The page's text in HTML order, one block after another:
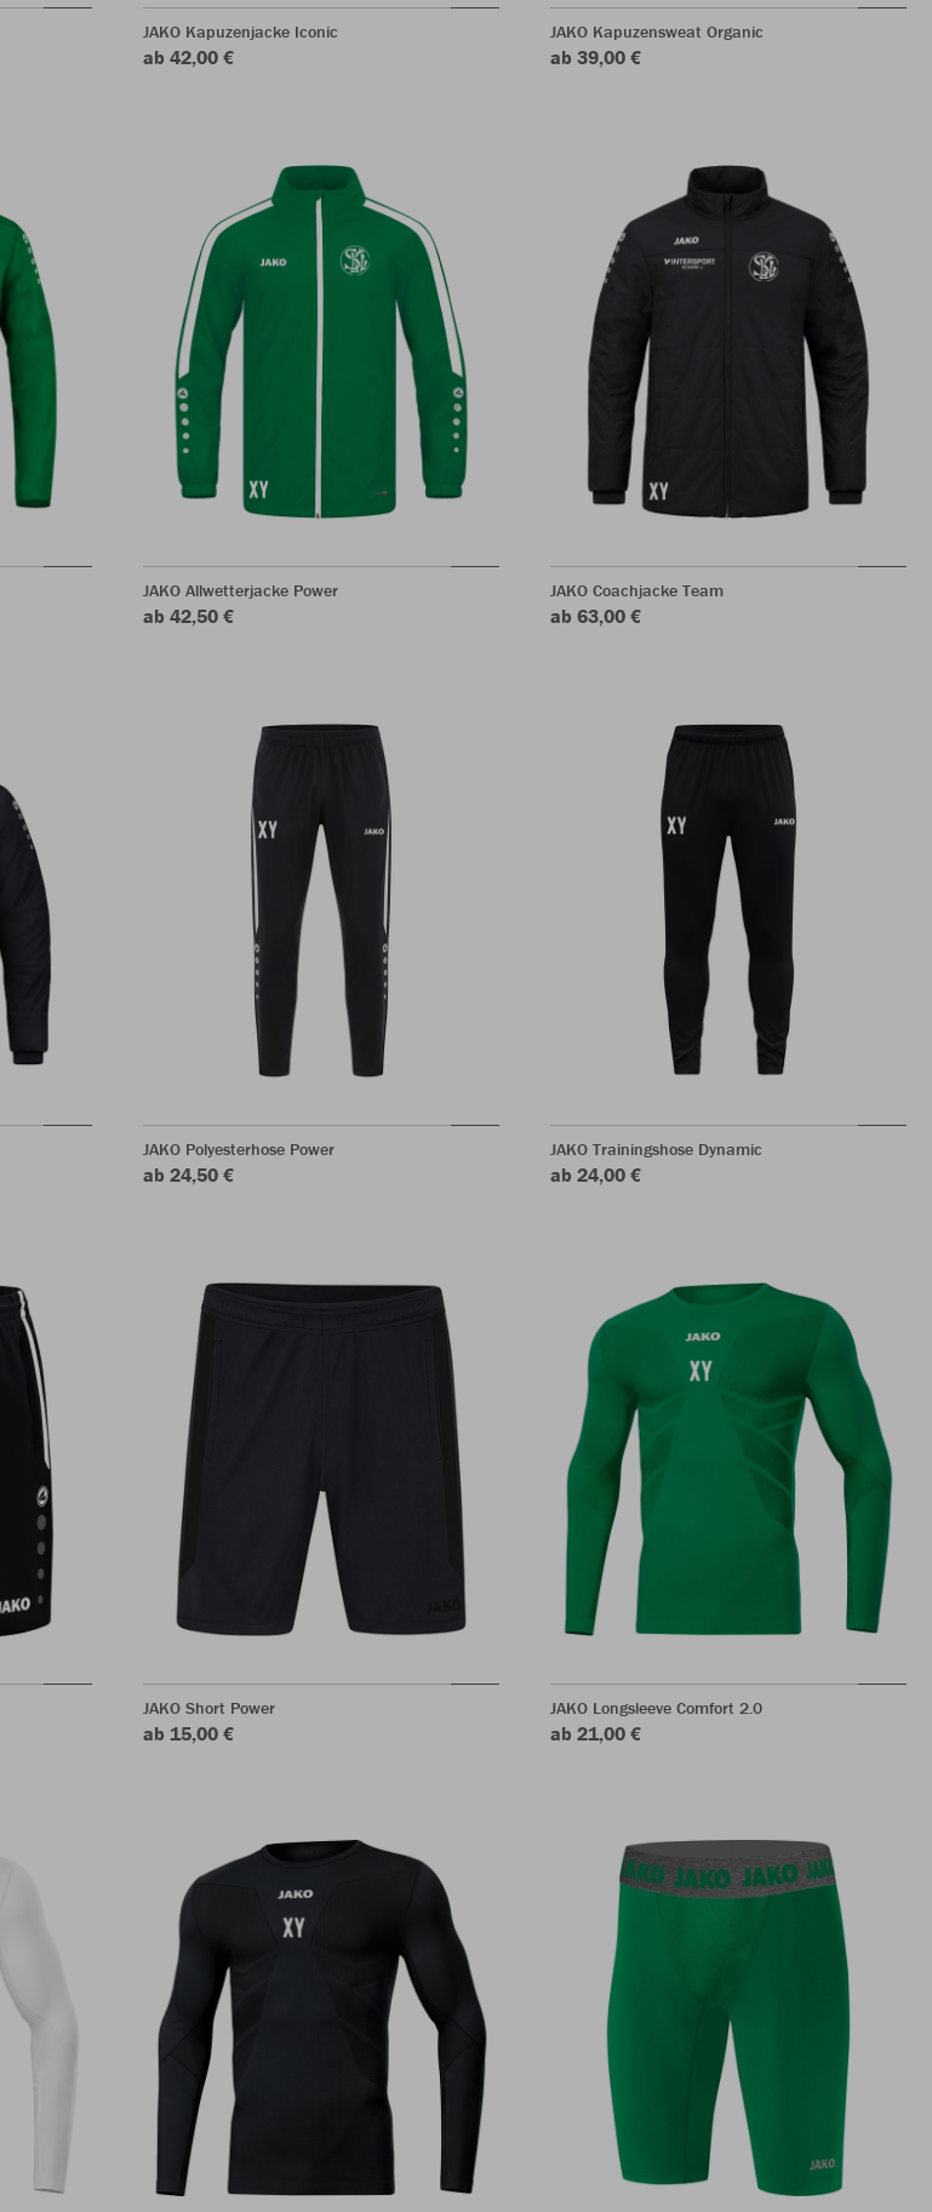
JAKO Kapuzenjacke Iconic
ab 42,00 €
JAKO Kapuzensweat Organic
ab 39,00 €
JAKO Allwetterjacke Power
ab 42,50 €
JAKO Coachjacke Team
ab 63,00 €
JAKO Polyesterhose Power
ab 24,50 €
JAKO Trainingshose Dynamic
ab 24,00 €
JAKO Short Power
ab 15,00 €
JAKO Longsleeve Comfort 2.0
ab 21,00 €